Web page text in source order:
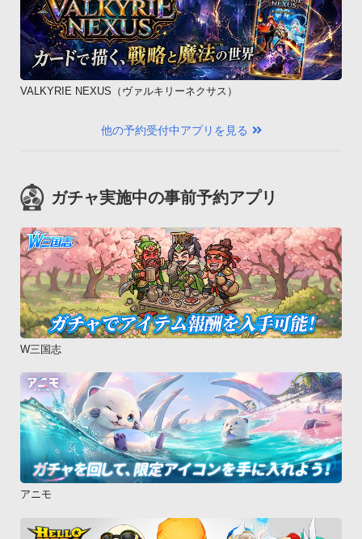
・DELL Streak SoftBank 001DL
・GALAPAGOS 003SH
・GALAPAGOS 005SH
・AQUOS PHONE 007SH
・AQUOS PHONE 009SH
いるため「メール着信音」には設定出来ません。
予めご了承下さいますようお願い申し上げます。
Android OS 2.1以降※本アプリは月額サービスではございませ
ん。ダウンロード時にのみ販売価格分が課金されます。以降は
アンインストールするまで無料で使用出来ます。
※アラーム設定が有効な状態で端末の電源をOFFにすると、ア
ラームが無効になりますので、再度有効にする必要がありま
す。
VALKYRIE NEXUS（ヴァルキリーネクサス）
他の予約受付中アプリを見る
ガチャ実施中の事前予約アプリ
W三国志
アニモ